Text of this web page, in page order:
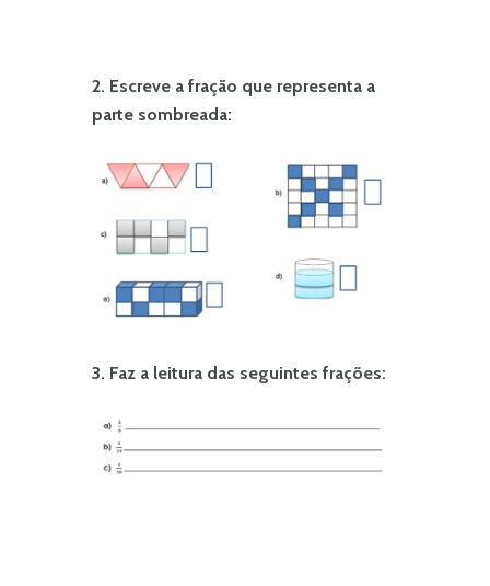
2. Escreve a fração que representa a
parte sombreada:
3. Faz a leitura das seguintes frações: